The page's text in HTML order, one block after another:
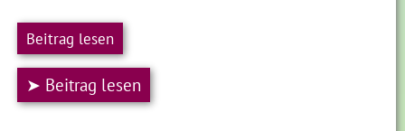
Beitrag lesen
➤ Beitrag lesen